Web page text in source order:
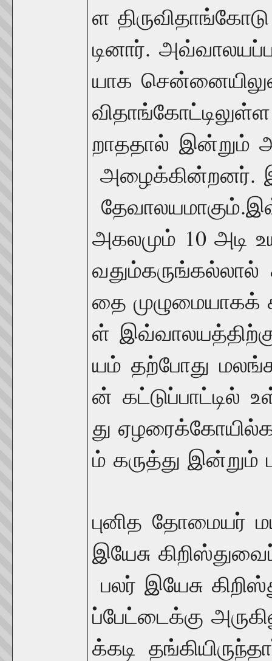
ள திருவிதாங்கோடு
டினார்.
யாக
விதாங்கோட்டிலுள்ள
றாததால் இன்றும்
அழைக்கின்றனர்.
தேவாலயமாகும்.
அகலமும் 10அடி
வதும்கருங்கல்லால்
தை முழுமையாகக்
ள்
யம் தற்போது
ன் கட்டுப்பாட்டில்
து ஏழரைக்
ம் கருத்து இன்றும்
புனித தோமையர்
இயேசு
பலர் இயேசு
ப்பேட்டைக்கு
க்கடி